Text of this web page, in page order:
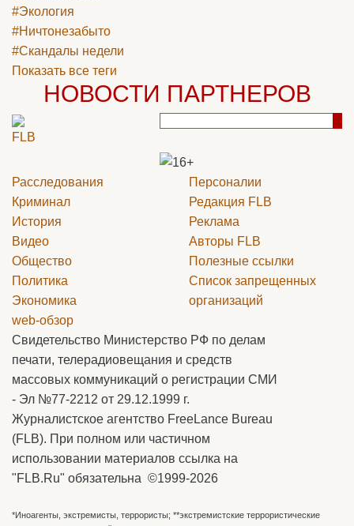
#Экология
#Ничтонезабыто
#Скандалы недели
Показать все теги
НОВОСТИ ПАРТНЕРОВ
Расследования
Криминал
История
Видео
Общество
Политика
Экономика
web-обзор
Персоналии
Редакция FLB
Реклама
Авторы FLB
Полезные ссылки
Список запрещенных
организаций
Свидетельство Министерство РФ по делам
печати, телерадиовещания и средств
массовых коммуникаций о регистрации СМИ
- Эл №77-2212 от 29.12.1999 г.
Журналистское агентство FreeLance Bureau
(FLB). При полном или частичном
использовании материалов ссылка на
"FLB.Ru" обязательна ©1999-2026
*Иноагенты, экстремисты, террористы; **экстремистские террористические